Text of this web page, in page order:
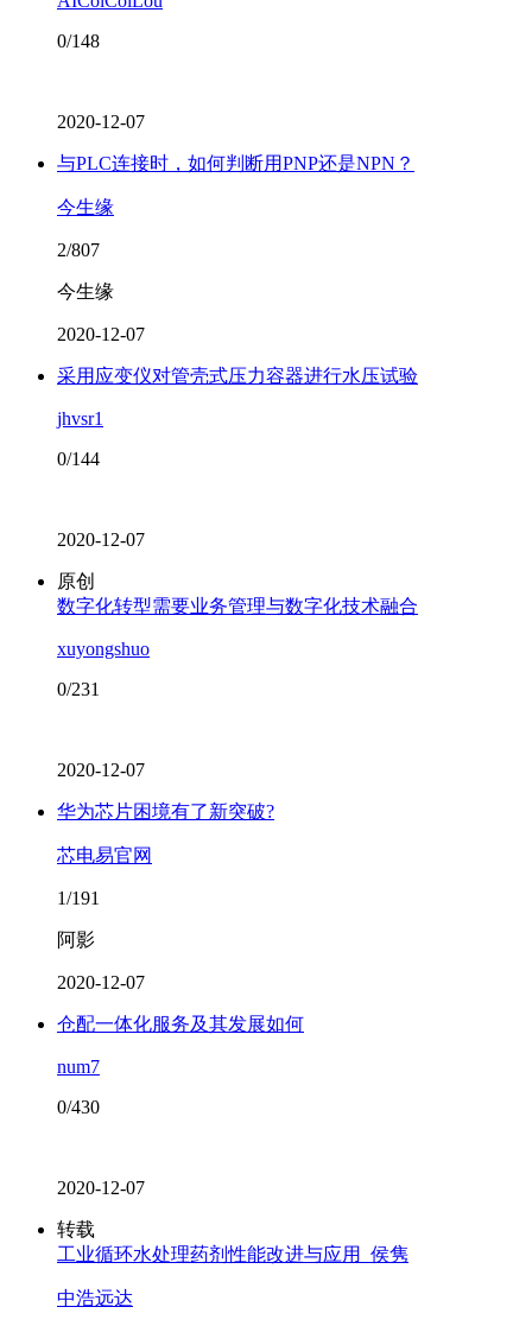
0/148
2020-12-07
与PLC连接时，如何判断用PNP还是NPN？
今生缘
2/807
今生缘
2020-12-07
采用应变仪对管壳式压力容器进行水压试验
jhvsr1
0/144
2020-12-07
原创
数字化转型需要业务管理与数字化技术融合
xuyongshuo
0/231
2020-12-07
华为芯片困境有了新突破?
芯电易官网
1/191
阿影
2020-12-07
仓配一体化服务及其发展如何
num7
0/430
2020-12-07
转载
工业循环水处理药剂性能改进与应用_侯隽
中浩远达